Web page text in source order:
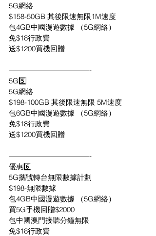
5G網絡
$158-50GB 其後限速無限1M速度
包4GB中國漫遊數據 （5G網絡）
免$18行政費
送$1200買機回贈
———————————-
5G5️⃣
5G網絡
$198-100GB 其後限速無限 5M速度
包6GB中國漫遊數據 （5G網絡）
免$18行政費
送$1200買機回贈
———————————-
優惠6️⃣
5G攜號轉台無限數據計劃
$198-無限數據
包4GB中國漫遊數據 （5G網絡）
買5G手機回贈$2000
包中國澳門接聽分鐘無限
免$18行政費